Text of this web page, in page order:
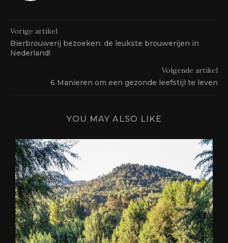
Vorige artikel
Bierbrouwerij bezoeken: de leukste brouwerijen in
Nederland!
Volgende artikel
6 Manieren om een gezonde leefstijl te leven
YOU MAY ALSO LIKE